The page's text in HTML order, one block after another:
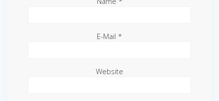
E-Mail *
Website